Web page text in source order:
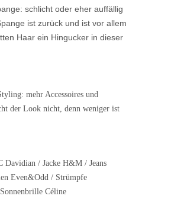
schlicht oder eher auffällig
ist zurück und ist vor allem
Haar ein Hingucker in dieser
mehr Accessoires und
der Look nicht, denn weniger ist
Davidian / Jacke H&M / Jeans
Even&Odd / Strümpfe
Céline